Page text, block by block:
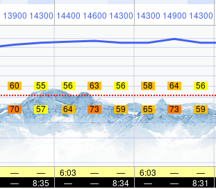
13900 14300 14400 14600 14300 14300 14900 14300
60 55 56 63 56 58 64 56
70 57 64 73 59 65 73 59
— — 6:03 — — 6:03 — —
— 8:35 — — 8:34 — — 8:31